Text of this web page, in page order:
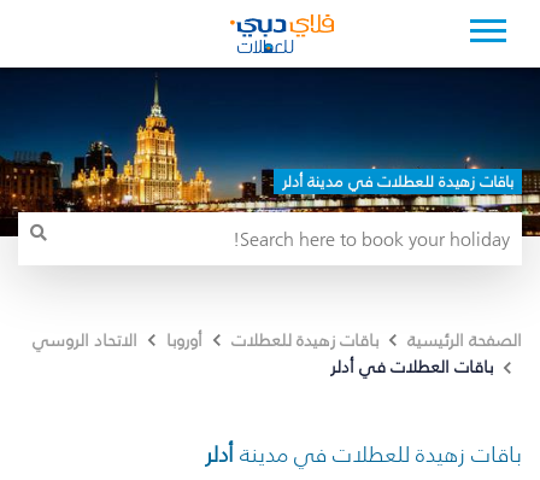
باقات زهيدة للعطلات في مدينة أدلر
الصفحة الرئيسية باقات زهيدة للعطلات أوروبا
الاتحاد الروسي
باقات العطلات في أدلر
باقات زهيدة للعطلات في مدينةأدلر